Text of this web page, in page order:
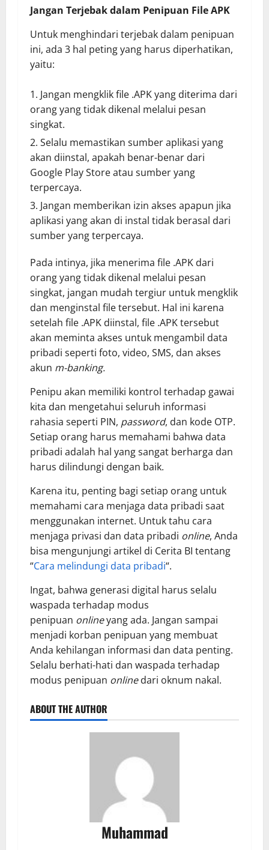
Jangan Terjebak dalam Penipuan File APK
Untuk menghindari terjebak dalam penipuan
ini, ada 3 hal peting yang harus diperhatikan,
yaitu:
Jangan mengklik file .APK yang diterima dari
orang yang tidak dikenal melalui pesan
singkat.
Selalu memastikan sumber aplikasi yang
akan diinstal, apakah benar-benar dari
Google Play Store atau sumber yang
terpercaya.
Jangan memberikan izin akses apapun jika
aplikasi yang akan di instal tidak berasal dari
sumber yang terpercaya.
Pada intinya, jika menerima file .APK dari
orang yang tidak dikenal melalui pesan
singkat, jangan mudah tergiur untuk mengklik
dan menginstal file tersebut. Hal ini karena
setelah file .APK diinstal, file .APK tersebut
akan meminta akses untuk mengambil data
pribadi seperti foto, video, SMS, dan akses
akun m-banking.
Penipu akan memiliki kontrol terhadap gawai
kita dan mengetahui seluruh informasi
rahasia seperti PIN, password, dan kode OTP.
Setiap orang harus memahami bahwa data
pribadi adalah hal yang sangat berharga dan
harus dilindungi dengan baik.​
Karena itu, penting bagi setiap orang untuk
memahami cara menjaga data pribadi saat
menggunakan internet. Untuk tahu cara
menjaga privasi dan data pribadi online, Anda
bisa mengunjungi artikel di Cerita BI tentang
“Cara melindungi data ​pribadi“.
Ingat, bahwa generasi digital harus selalu
waspada terhadap modus
penipuan onlineyang ada. Jangan sampai
menjadi korban penipuan yang membuat
Anda kehilangan informasi dan data penting.
Selalu berhati-hati dan waspada terhadap
modus penipuan onlinedari oknum nakal.
ABOUT THE AUTHOR
Muhammad